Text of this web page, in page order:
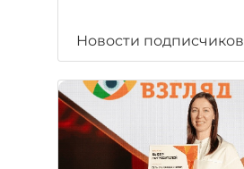
Новости подписчиков